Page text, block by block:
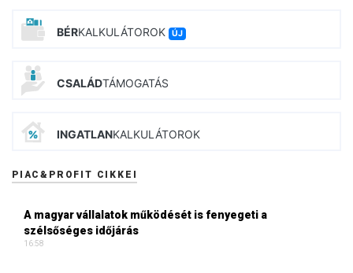
BÉRKALKULÁTOROK ÚJ
CSALÁDTÁMOGATÁS
INGATLANKALKULÁTOROK
PIAC&PROFIT CIKKEI
A magyar vállalatok működését is fenyegeti a
szélsőséges időjárás
16:58